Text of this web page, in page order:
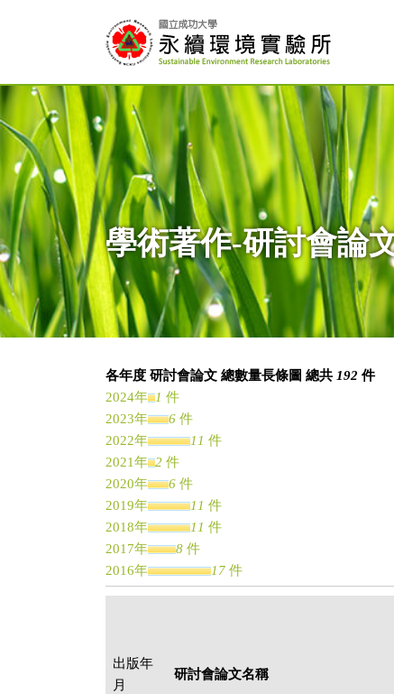
學術著作-研討會論
各年度 研討會論文 總數量長條圖 總共 192 件
2024年 1 件
2023年
6 件
2022年
11 件
2021年 2件
2020年
6 件
2019年
11 件
2018年
11 件
2017年
8 件
2016年
17 件
2015年
12件
2012年
2011年
11件
出版年
月
研討會論文名稱